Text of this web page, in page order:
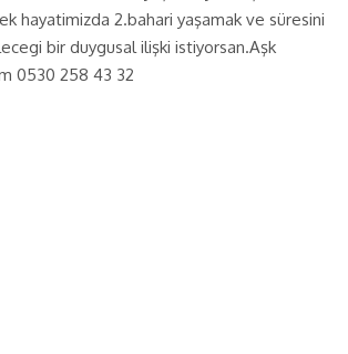
hayatimizda 2.bahari yaşamak ve süresini
bir duygusal ilişki istiyorsan.Aşk
0530 258 43 32